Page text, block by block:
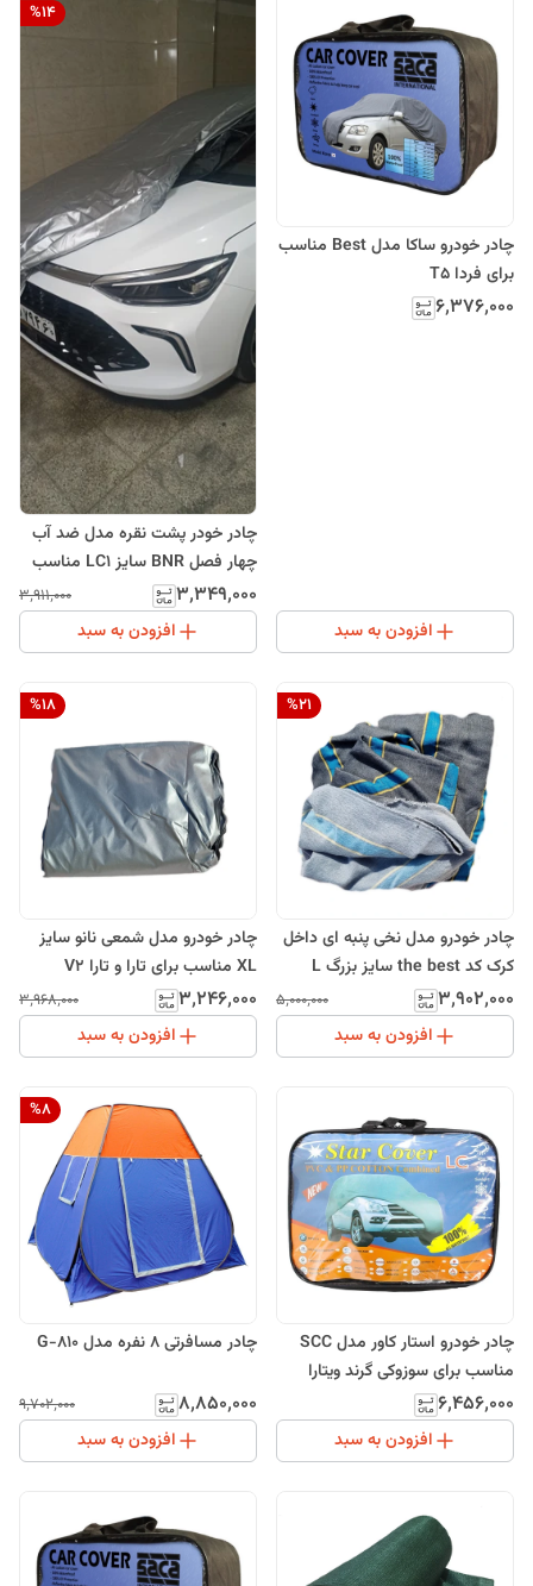
چادر خودرو ساکا مدل Best مناسب
برای فردا T5
۶٬۳۷۶٬۰۰۰
افزودن به سبد
%14
چادر خودر پشت نقره مدل ضد آب
چهار فصل BNR سایز LC1 مناسب
برای چری تیگو 7 پرو
۳٬۳۴۹٬۰۰۰ ۳٬۹۱۱٬۰۰۰
افزودن به سبد
%21
چادر خودرو مدل نخی پنبه ای داخل
کرک کد the best سایز بزرگ L
مناسب برای پژو 405
۳٬۹۰۲٬۰۰۰ ۵٬۰۰۰٬۰۰۰
افزودن به سبد
%18
چادر خودرو مدل شمعی نانو سایز
XL مناسب برای تارا و تارا V2
۳٬۲۴۶٬۰۰۰ ۳٬۹۶۸٬۰۰۰
افزودن به سبد
چادر خودرو استار کاور مدل SCC
مناسب برای سوزوکی گرند ویتارا
۶٬۴۵۶٬۰۰۰
افزودن به سبد
%8
چادر مسافرتی 8 نفره مدل G-810
۸٬۸۵۰٬۰۰۰ ۹٬۷۰۲٬۰۰۰
افزودن به سبد